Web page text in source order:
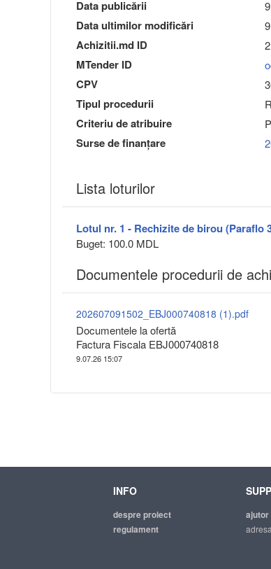
Data publicării
Data ultimilor modificări
Achizitii.md ID
MTender ID
CPV
Tipul procedurii
Criteriu de atribuire
Surse de finanțare
Lista loturilor
Lotul nr. 1 - Rechizite de birou (Paraflo
Buget: 100.0 MDL
Documentele procedurii de
202607091502_EBJ000740818 (1).pdf
Documentele la ofertă
Factura Fiscala EBJ000740818
9.07.26 15:07
INFO
despre proiect
regulament
ajutor